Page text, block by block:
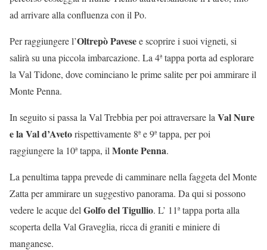
ad arrivare alla confluenza con il Po.
Per raggiungere l’Oltrepò Pavesee scoprire i suoi vigneti, si
salirà su una piccola imbarcazione. La 4ª tappa porta ad esplorare
la Val Tidone, dove cominciano le prime salite per poi ammirare il
Monte Penna.
In seguito si passa la Val Trebbia per poi attraversarela Val Nure
e la Val d’Avetorispettivamente 8ª e 9ª tappa, per poi
raggiungere la 10ª tappa, il Monte Penna.
La penultima tappa prevede di camminare nella faggeta del Monte
Zatta per ammirare un suggestivo panorama. Da qui si possono
vedere le acque del Golfo del Tigullio. L’ 11ª tappa porta alla
scoperta della Val Graveglia, ricca di graniti e miniere di
manganese.